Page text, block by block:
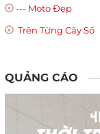
--- Moto Đẹp
Trên Từng Cây Số
QUẢNG CÁO